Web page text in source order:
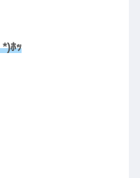
ﾎｯ